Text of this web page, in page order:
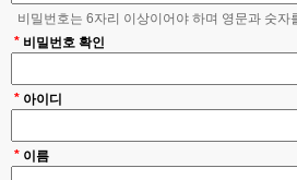
비밀번호는 6자리 이상이어야 하며 영문과 숫자
비밀번호 확인
*
* 아이디
* 이름